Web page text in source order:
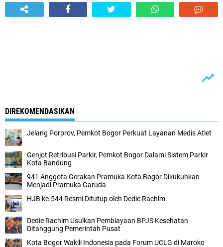
DIREKOMENDASIKAN
Jelang Porprov, Pemkot Bogor Perkuat Layanan Medis Atlet
Genjot Retribusi Parkir, Pemkot Bogor Dalami Sistem Parkir
Kota Bandung
941 Anggota Gerakan Pramuka Kota Bogor Dikukuhkan
Menjadi Pramuka Garuda
HJB ke-544 Resmi Ditutup oleh Dedie Rachim
Dedie Rachim Usulkan Pembiayaan BPJS Kesehatan
Ditanggung Pemerintah Pusat
Kota Bogor Wakili Indonesia pada Forum UCLG di Maroko